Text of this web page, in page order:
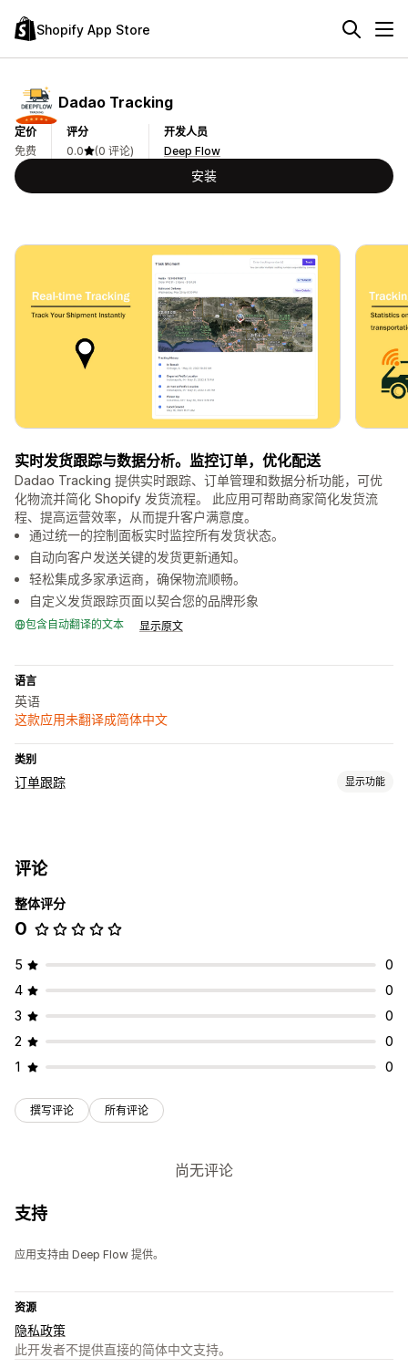
Shopify App Store
Dadao Tracking
定价
免费
评分
0.0
(0 评论)
开发人员
Deep Flow
安装
实时发货跟踪与数据分析。监控订单，优化配送
Dadao Tracking 提供实时跟踪、订单管理和数据分析功能，可优
化物流并简化 Shopify 发货流程。 此应用可帮助商家简化发货流
程、提高运营效率，从而提升客户满意度。
通过统一的控制面板实时监控所有发货状态。
自动向客户发送关键的发货更新通知。
轻松集成多家承运商，确保物流顺畅。
自定义发货跟踪页面以契合您的品牌形象
包含自动翻译的文本 显示原文
语言
英语
这款应用未翻译成简体中文
类别
订单跟踪 显示功能
控制面板
通知
电子邮件 实时通知
评论
整体评分
0
5
0
4
0
3
0
2
0
1
0
撰写评论 所有评论
尚无评论
支持
应用支持由 Deep Flow 提供。
资源
隐私政策
此开发者不提供直接的简体中文支持。